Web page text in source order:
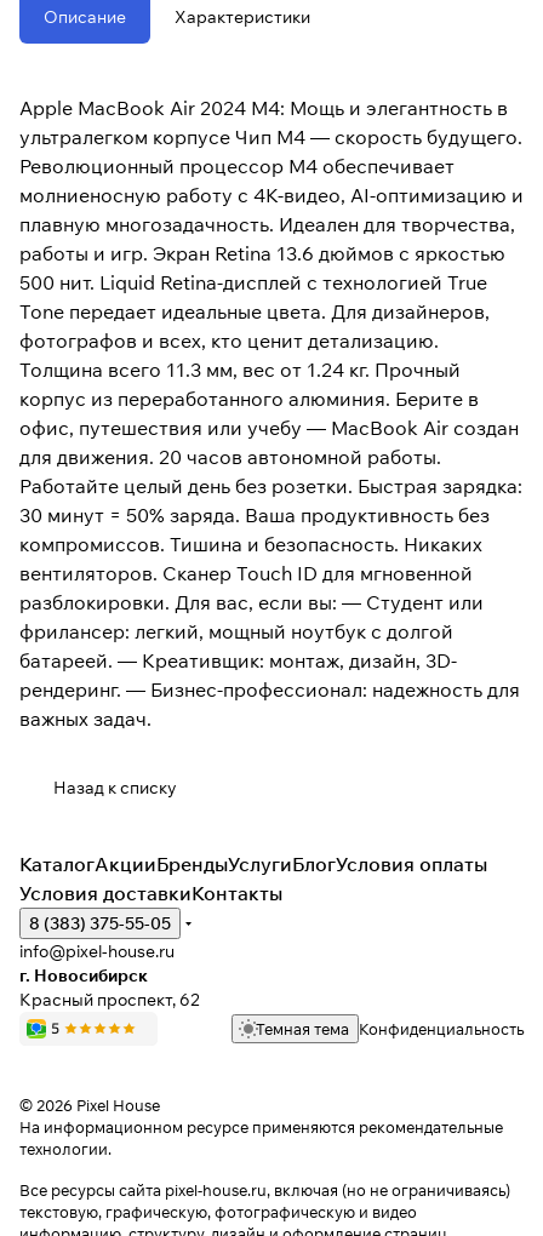
Описание Характеристики
Apple MacBook Air 2024 M4: Мощь и элегантность в
ультралегком корпусе Чип M4 — скорость будущего.
Революционный процессор M4 обеспечивает
молниеносную работу с 4K-видео, AI-оптимизацию и
плавную многозадачность. Идеален для творчества,
работы и игр. Экран Retina 13.6 дюймов с яркостью
500 нит. Liquid Retina-дисплей с технологией True
Tone передает идеальные цвета. Для дизайнеров,
фотографов и всех, кто ценит детализацию.
Толщина всего 11.3 мм, вес от 1.24 кг. Прочный
корпус из переработанного алюминия. Берите в
офис, путешествия или учебу — MacBook Air создан
для движения. 20 часов автономной работы.
Работайте целый день без розетки. Быстрая зарядка:
30 минут = 50% заряда. Ваша продуктивность без
компромиссов. Тишина и безопасность. Никаких
вентиляторов. Сканер Touch ID для мгновенной
разблокировки. Для вас, если вы: — Студент или
фрилансер: легкий, мощный ноутбук с долгой
батареей. — Креативщик: монтаж, дизайн, 3D-
рендеринг. — Бизнес-профессионал: надежность для
важных задач.
Назад к списку
КаталогАкцииБрендыУслугиБлогУсловия оплаты
Условия доставкиКонтакты
8 (383) 375-55-05
info@pixel-house.ru
г. Новосибирск
Красный проспект, 62
Темная тема Конфиденциальность
© 2026 Pixel House
На информационном ресурсе применяются рекомендательные
технологии.
Все ресурсы сайта pixel-house.ru, включая (но не ограничиваясь)
текстовую, графическую, фотографическую и видео